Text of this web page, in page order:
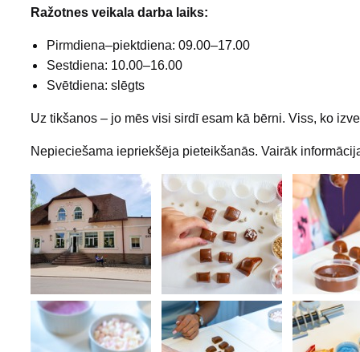
Ražotnes veikala darba laiks:
Pirmdiena–piektdiena: 09.00–17.00
Sestdiena: 10.00–16.00
Svētdiena: slēgts
Uz tikšanos – jo mēs visi sirdī esam kā bērni. Viss, ko
Nepieciešama iepriekšēja pieteikšanās. Vairāk